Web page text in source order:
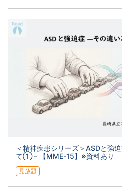
＜精神疾患シリーズ＞ASDと強
て①－【MME-15】※資料あり
見放題